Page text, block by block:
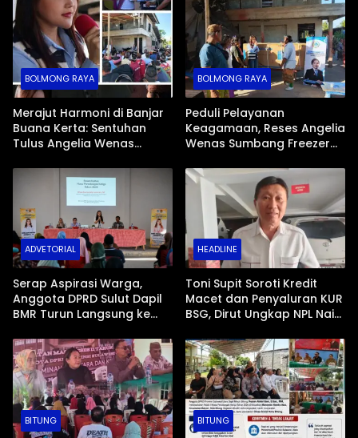
BOLMONG RAYA
Merajut Harmoni di Banjar
Buana Kerta: Sentuhan
Tulus Angelia Wenas
Mopugad
BOLMONG RAYA
Peduli Pelayanan
Keagamaan, Reses Angelia
Wenas Sumbang Freezer
di Mopugad Bolmong
ADVETORIAL
Serap Aspirasi Warga,
Anggota DPRD Sulut Dapil
BMR Turun Langsung ke
HEADLINE
Toni Supit Soroti Kredit
Macet dan Penyaluran KUR
BSG, Dirut Ungkap NPL Naik
BITUNG BITUNG